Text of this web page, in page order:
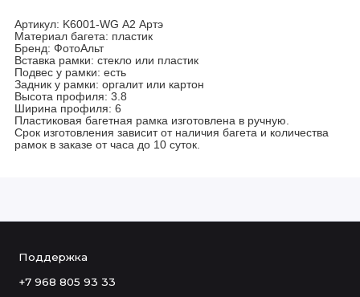
Артикул: K6001-WG А2 Артэ
Материал багета: пластик
Бренд: ФотоАльт
Вставка рамки: стекло или пластик
Подвес у рамки: есть
Задник у рамки: оргалит или картон
Высота профиля: 3.8
Ширина профиля: 6
Пластиковая багетная рамка изготовлена в ручную.
Срок изготовления зависит от наличия багета и количества
рамок в заказе от часа до 10 суток.
Поддержка
+7 968 805 93 33